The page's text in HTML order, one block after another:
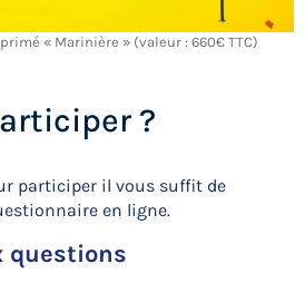
« Marinière » (valeur : 660€ TTC)
?
participer il vous suffit de
en ligne.
questions